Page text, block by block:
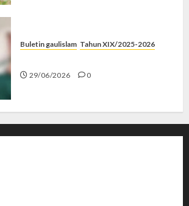
Buletin gaulislam Tahun XIX/2025-2026
29/06/2026 0